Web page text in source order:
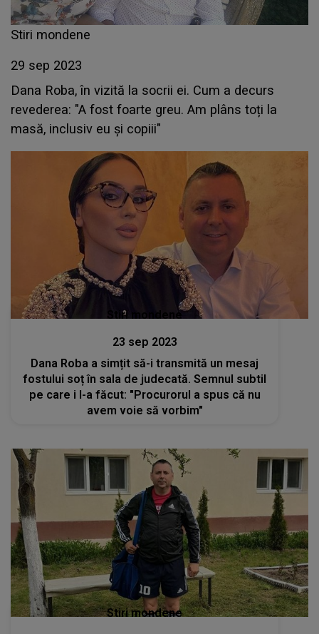
Stiri mondene
29 sep 2023
Dana Roba, în vizită la socrii ei. Cum a decurs
revederea: "A fost foarte greu. Am plâns toți la
masă, inclusiv eu și copiii"
Stiri mondene
23 sep 2023
Dana Roba a simțit să-i transmită un mesaj
fostului soț în sala de judecată. Semnul subtil
pe care i l-a făcut: "Procurorul a spus că nu
avem voie să vorbim"
Stiri mondene